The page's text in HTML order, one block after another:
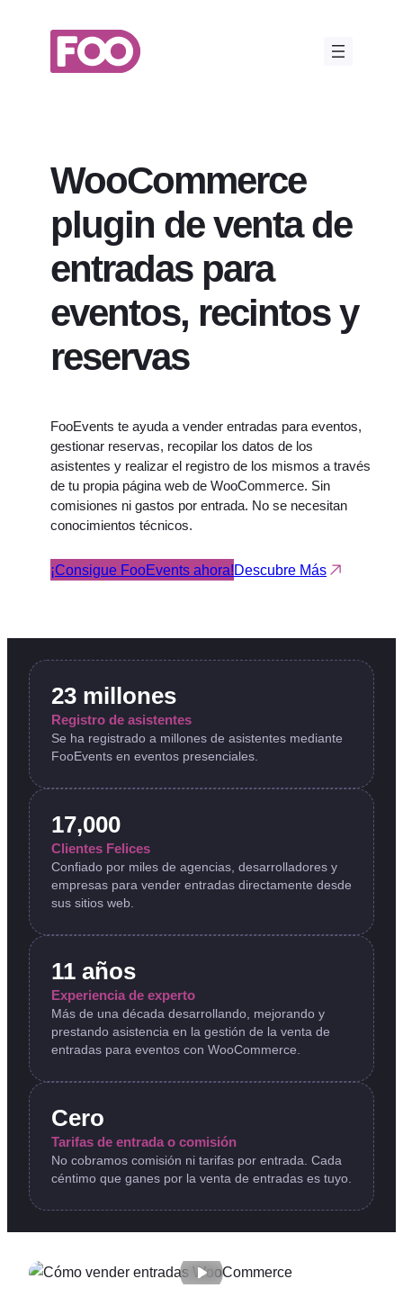
contenido
WooCommerce
plugin de venta de
entradas para
eventos, recintos y
reservas
FooEvents te ayuda a vender entradas para eventos,
gestionar reservas, recopilar los datos de los
asistentes y realizar el registro de los mismos a través
de tu propia página web de WooCommerce. Sin
comisiones ni gastos por entrada. No se necesitan
conocimientos técnicos.
¡Consigue FooEvents ahora!Descubre Más
23 millones
Registro de asistentes
Se ha registrado a millones de asistentes mediante
FooEvents en eventos presenciales.
17,000
Clientes Felices
Confiado por miles de agencias, desarrolladores y
empresas para vender entradas directamente desde
sus sitios web.
11 años
Experiencia de experto
Más de una década desarrollando, mejorando y
prestando asistencia en la gestión de la venta de
entradas para eventos con WooCommerce.
Cero
Tarifas de entrada o comisión
No cobramos comisión ni tarifas por entrada. Cada
céntimo que ganes por la venta de entradas es tuyo.